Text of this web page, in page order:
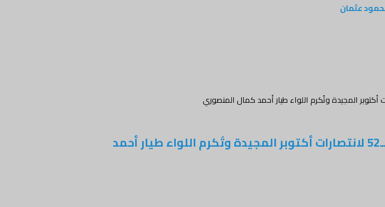
عثمان
ملحقية الدفاع المصرية بسلطنة عُمان تحتفل بالذكرى الـ52 لانتصارات أكتوبر المجيدة وتُكرم اللواء طيار أحمد